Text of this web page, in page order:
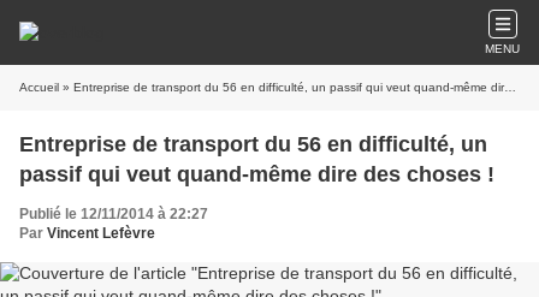
MENU
Accueil » Entreprise de transport du 56 en difficulté, un passif qui veut quand-même dire des choses !
Entreprise de transport du 56 en difficulté, un
passif qui veut quand-même dire des choses !
Publié le 12/11/2014 à 22:27
Par Vincent Lefèvre